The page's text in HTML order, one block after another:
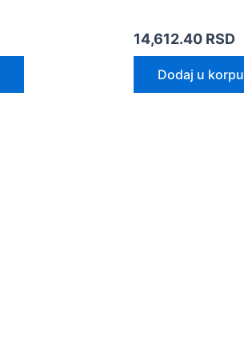
14,612.40 RSD
Dodaj u korpu